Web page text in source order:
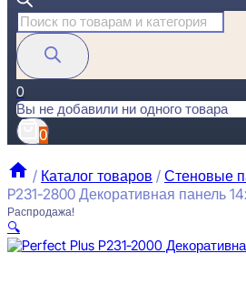
Поиск
товаров
0
Вы не добавили ни одного товара
0
/ Каталог товаров / Стеновые
P231-2800 Декоративная панель
Распродажа!
🔍